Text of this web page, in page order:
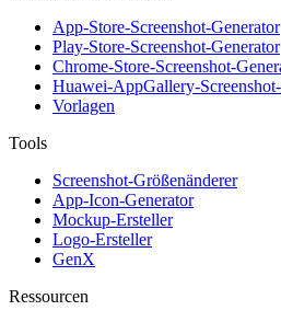
App-Store-Screenshot-Generator
Play-Store-Screenshot-Generator
Chrome-Store-Screenshot-
Huawei-AppGallery-
Vorlagen
Tools
Screenshot-Größenänderer
App-Icon-Generator
Mockup-Ersteller
Logo-Ersteller
GenX
Ressourcen